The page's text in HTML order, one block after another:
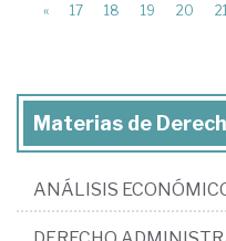
« 17 18 19 20 21
Materias de
ANÁLISIS